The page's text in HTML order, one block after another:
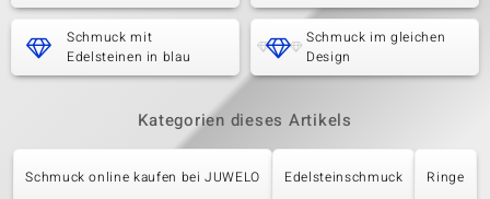
Schmuck mit
Edelsteinen in blau
Schmuck im gleichen
Design
Kategorien dieses Artikels
Schmuck online kaufen bei JUWELO Edelsteinschmuck Ringe